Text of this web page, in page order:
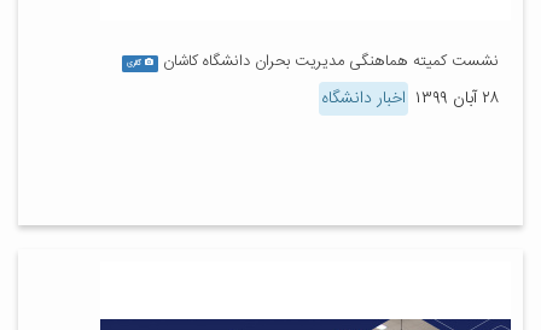
نشست کمیته هماهنگی مدیریت بحران دانشگاه کاشان گالری
۲۸ آبان ۱۳۹۹ اخبار دانشگاه